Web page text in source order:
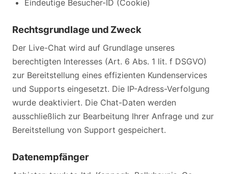
Eindeutige Besucher-ID (Cookie)
Rechtsgrundlage und Zweck
Der Live-Chat wird auf Grundlage unseres
berechtigten Interesses (Art. 6 Abs. 1 lit. f DSGVO)
zur Bereitstellung eines effizienten Kundenservices
und Supports eingesetzt. Die IP-Adress-Verfolgung
wurde deaktiviert. Die Chat-Daten werden
ausschließlich zur Bearbeitung Ihrer Anfrage und zur
Bereitstellung von Support gespeichert.
Datenempfänger